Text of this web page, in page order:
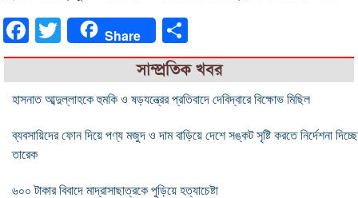
FacebookTwitter Share
সাম্প্রতিক খবর
হাসনাত আব্দুল্লাহকে হুমকি ও ষড়যন্ত্রের প্রতিবাদে দেবিদ্বারে বিক্ষোভ মিছিল
ব্যবসায়িদের ফোন দিয়ে পণ্য মজুদ ও দাম বাড়িয়ে দেশে সঙ্কট সৃষ্টি করতে নির্দেশনা দিচ্ছে
তারেক
৬০০ টাকার বিবাদে মাদ্রাসাছাত্রকে পুড়িয়ে হত্যাচেষ্টা